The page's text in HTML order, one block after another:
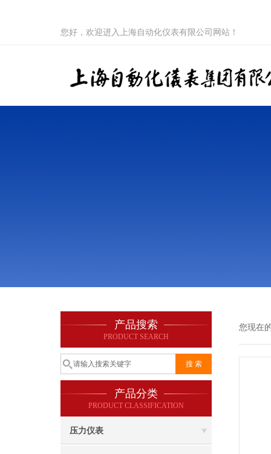
您好，欢迎进入上海自动化仪表有限公司网站！
产品搜索
PRODUCT SEARCH
产品分类
PRODUCT CLASSIFICATION
压力仪表
您现在